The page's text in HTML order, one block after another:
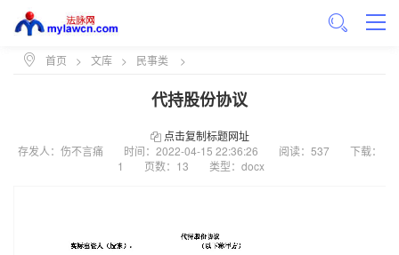
首页 > 文库 > 民事类 >
代持股份协议
点击复制标题网址
存发人：伤不言痛
时间： 2022-04-15 22:36:26 阅读：537
下载：
1
页数：13 类型：docx